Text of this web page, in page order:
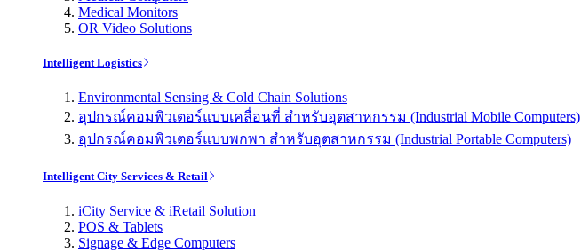
Medical Monitors
OR Video Solutions
Intelligent Logistics
Environmental Sensing & Cold Chain Solutions
อุปกรณ์คอมพิวเตอร์แบบเคลื่อนที่ สำหรับอุตสาหกรรม (Industrial Mobile Computers)
อุปกรณ์คอมพิวเตอร์แบบพกพา สำหรับอุตสาหกรรม (Industrial Portable Computers)
Intelligent City Services & Retail
iCity Service & iRetail Solution
POS & Tablets
Signage & Edge Computers